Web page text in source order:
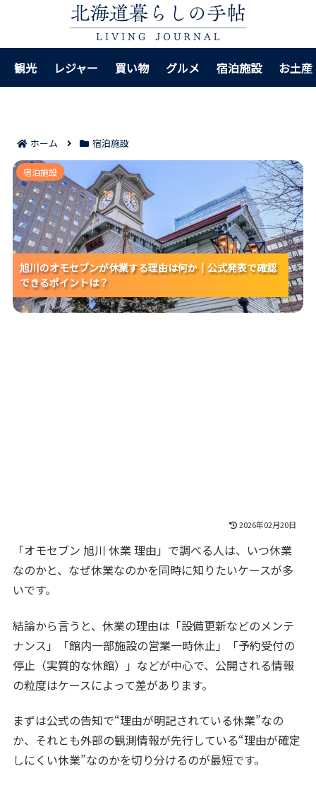
観光 レジャー 買い物 グルメ 宿泊施設 お土産
ホーム 宿泊施設
旭川のオモセブンが休業する理由は何か｜公式発表で
確認できるポイントは？
旭川のオモセブンが休業する理由は何か｜公式発表で確認
できるポイントは？
旭川のオモセブンが休業する理由は何か｜公式発表で確認
できるポイントは？
旭川のオモセブンが休業する理由は何か｜公式発表で確認
できるポイントは？
宿泊施設
2026年02月20日
「オモセブン 旭川 休業 理由」で調べる人は、いつ休業
なのかと、なぜ休業なのかを同時に知りたいケースが多
いです。
結論から言うと、休業の理由は「設備更新などのメンテ
ナンス」「館内一部施設の営業一時休止」「予約受付の
停止（実質的な休館）」などが中心で、公開される情報
の粒度はケースによって差があります。
まずは公式の告知で“理由が明記されている休業”なの
か、それとも外部の観測情報が先行している“理由が確定
しにくい休業”なのかを切り分けるのが最短です。